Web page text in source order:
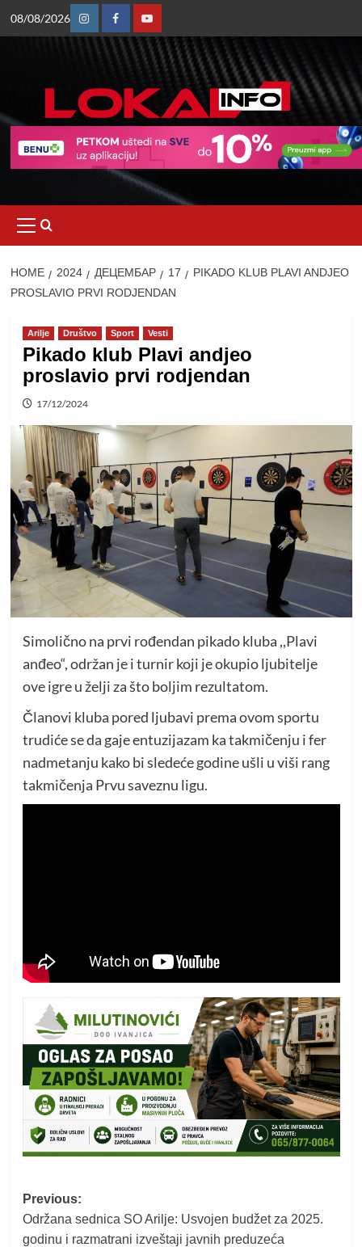
08/08/2026
InstagramFacebookYoutube
Menu
HOME 2024 ДЕЦЕМБАР 17
PIKADO KLUB PLAVI ANDJEO
PROSLAVIO PRVI RODJENDAN
Arilje Društvo Sport Vesti
Pikado klub Plavi andjeo
proslavio prvi rodjendan
17/12/2024
Simolično na prvi rođendan pikado kluba ,,Plavi
anđeo“, održan je i turnir koji je okupio ljubitelje
ove igre u želji za što boljim rezultatom.
Članovi kluba pored ljubavi prema ovom sportu
trudiće se da gaje entuzijazam ka takmičenju i fer
nadmetanju kako bi sledeće godine ušli u viši rang
takmičenja Prvu saveznu ligu.
Post
navigation
Previous:
Održana sednica SO Arilje: Usvojen budžet za 2025.
godinu i razmatrani izveštaji javnih preduzeća